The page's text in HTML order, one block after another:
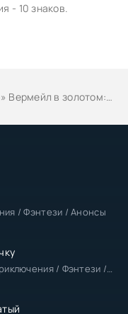
/ Фэнтези / Анонсы
Аниме сериалы / Экшен / Приключения / Фэнтези / Анонсы
- 10 знаков.
» Вермейл в золотом: Сильнейший маг проходит через магический мир с сильнейшей катастрофой